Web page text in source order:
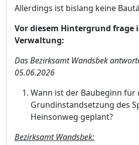
Allerdings ist bislang keine Bautä
Vor diesem Hintergrund frage
Verwaltung:
Das Bezirksamt Wandsbek
05.06.2026
Wann ist der Baubeginn für
Grundinstandsetzung des
Heinsonweg geplant?
Bezirksamt Wandsbek: